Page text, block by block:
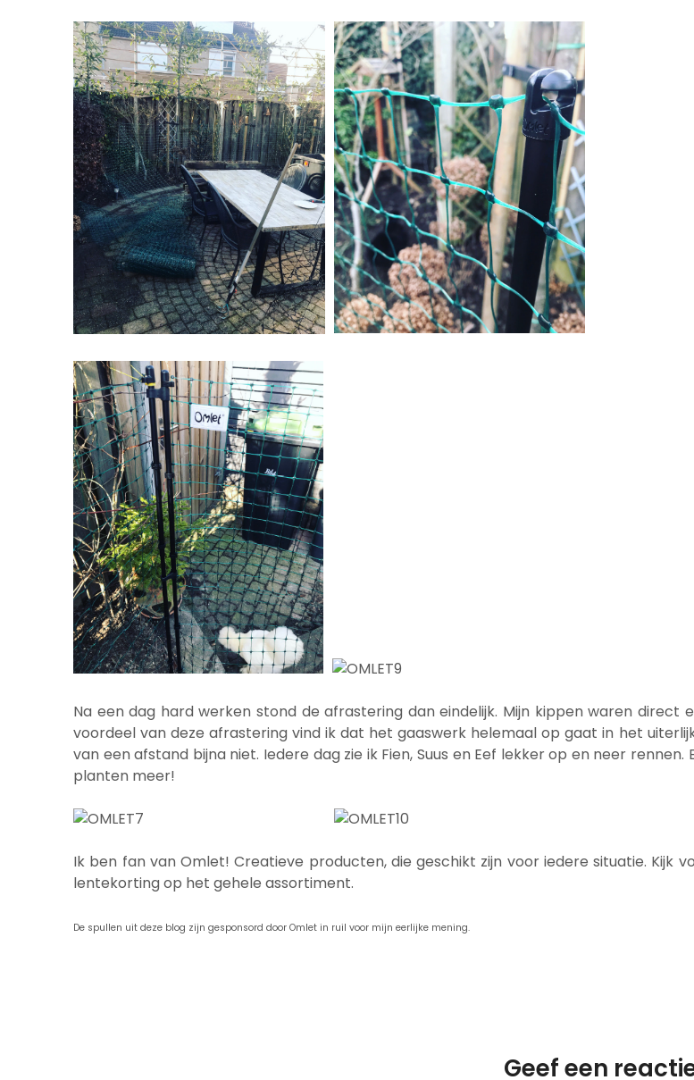
Na een dag hard werken stond de afrastering dan eindelijk. Mijn kippen waren
voordeel van deze afrastering vind ik dat het gaaswerk helemaal op gaat in het
van een afstand bijna niet. Iedere dag zie ik Fien, Suus en Eef lekker op en neer
planten meer!
Ik ben fan van Omlet! Creatieve producten, die geschikt zijn voor iedere situatie. Kijk
lentekorting op het gehele assortiment.
De spullen uit deze blog zijn gesponsord door Omlet in ruil voor mijn eerlijke mening.
Geef een